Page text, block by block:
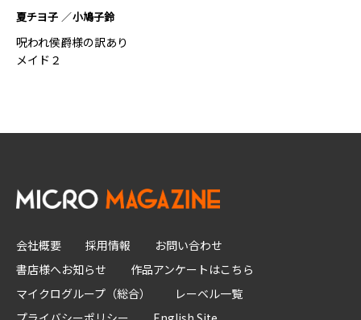
夏チヨ子 小鳩子鈴
呪われ侯爵様の訳あり
メイド２
会社概要 採用情報
お問い合わせ
書店様へお知らせ
作品アンケートはこちら
マイクログループ（総合）
レーベル一覧